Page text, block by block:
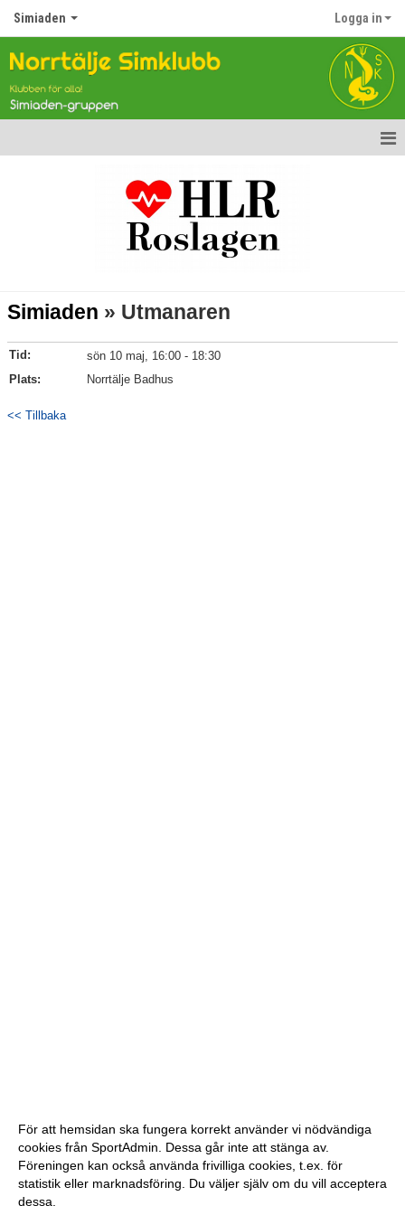
Simiaden Logga in
Simiaden » Utmanaren
Tid:
sön 10 maj, 16:00 - 18:30
Plats:
Norrtälje Badhus
<< Tillbaka
För att hemsidan ska fungera korrekt använder vi nödvändiga
cookies från SportAdmin. Dessa går inte att stänga av.
Föreningen kan också använda frivilliga cookies, t.ex. för
statistik eller marknadsföring. Du väljer själv om du vill acceptera
dessa.